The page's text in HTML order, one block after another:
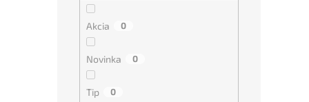
Akcia 0
Novinka 0
Tip 0